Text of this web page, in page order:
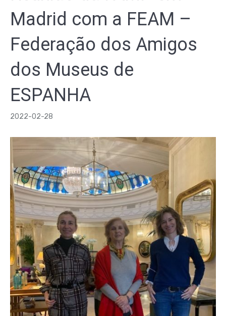
Madrid com a FEAM –
Federação dos Amigos
dos Museus de
ESPANHA
2022-02-28